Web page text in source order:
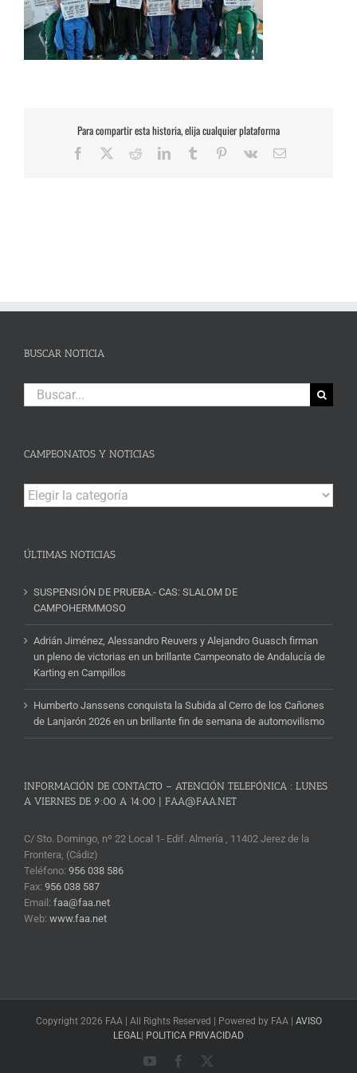
Para compartir esta historia, elija cualquier plataforma
Facebook RedditLinkedInTumblr Pinterest
Vk
Correo
BUSCAR NOTICIA
Buscar:
CAMPEONATOS Y NOTICIAS
Campeonatos
y
ÚLTIMAS NOTICIAS
SUSPENSIÓN DE PRUEBA.- CAS: SLALOM DE
CAMPOHERMMOSO
Adrián Jiménez, Alessandro Reuvers y Alejandro Guasch firman
un pleno de victorias en un brillante Campeonato de Andalucía de
Karting en Campillos
Humberto Janssens conquista la Subida al Cerro de los Cañones
de Lanjarón 2026 en un brillante fin de semana de automovilismo
INFORMACIÓN DE CONTACTO – ATENCIÓN TELEFÓNICA : LUNES
A VIERNES DE 9:00 A 14:00 | FAA@FAA.NET
C/ Sto. Domingo, nº 22 Local 1- Edif. Almería , 11402 Jerez de la
Frontera, (Cádiz)
Teléfono: 956 038 586
Fax: 956 038 587
Email: faa@faa.net
Web: www.faa.net
Copyright 2026 FAA | All Rights Reserved | Powered by FAA | AVISO
LEGAL | POLITICA PRIVACIDAD
YouTubeFacebook